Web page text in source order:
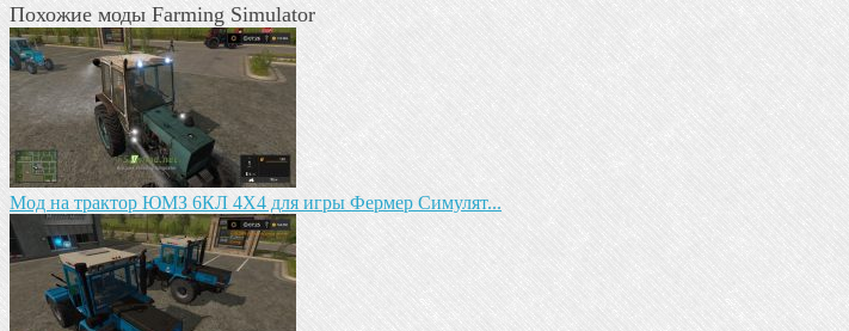
Похожие моды Farming Simulator
Мод на трактор ЮМЗ 6КЛ 4X4 для игры Фермер Симулят...